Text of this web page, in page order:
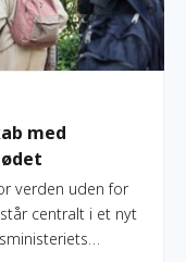
med
verden uden for
centralt i et nyt